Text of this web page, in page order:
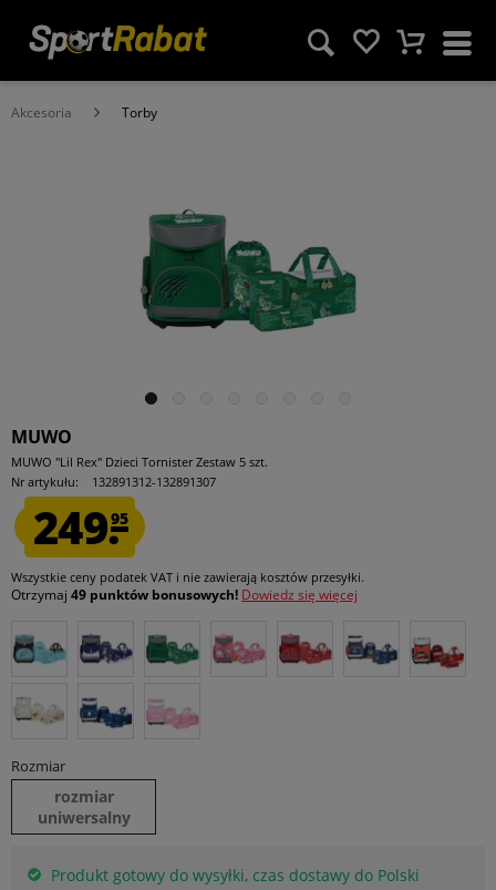
Akcesoria Torby
MUWO
MUWO "Lil Rex" Dzieci Tornister Zestaw 5 szt.
Nr artykułu:
132891312-132891307
249.95
Wszystkie ceny podatek VAT i nie zawierają kosztów przesyłki.
Otrzymaj 49 punktów bonusowych! Dowiedz się więcej
Rozmiar
rozmiar
uniwersalny
Produkt gotowy do wysyłki, czas dostawy do Polski